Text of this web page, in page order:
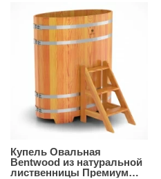
Купель Овальная
Bentwood из натуральной
лиственницы Премиум